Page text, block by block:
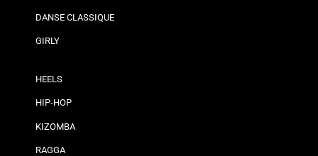
DANSE CLASSIQUE
GIRLY
HEELS
HIP-HOP
KIZOMBA
RAGGA